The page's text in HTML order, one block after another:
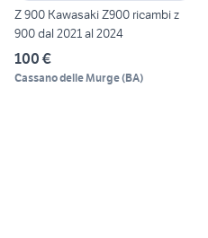
Z 900 Kawasaki Z900 ricambi z
900 dal 2021 al 2024
100 €
Cassano delle Murge(BA)